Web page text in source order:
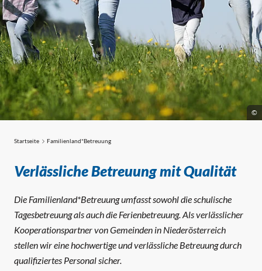
©
Familienland*Betreuung
Startseite Familienland*Betreuung
Verlässliche Betreuung mit Qualität
Die Familienland*Betreuung umfasst sowohl die schulische
Tagesbetreuung als auch die Ferienbetreuung. Als verlässlicher
Kooperationspartner von Gemeinden in Niederösterreich
stellen wir eine hochwertige und verlässliche Betreuung durch
qualifiziertes Personal sicher.